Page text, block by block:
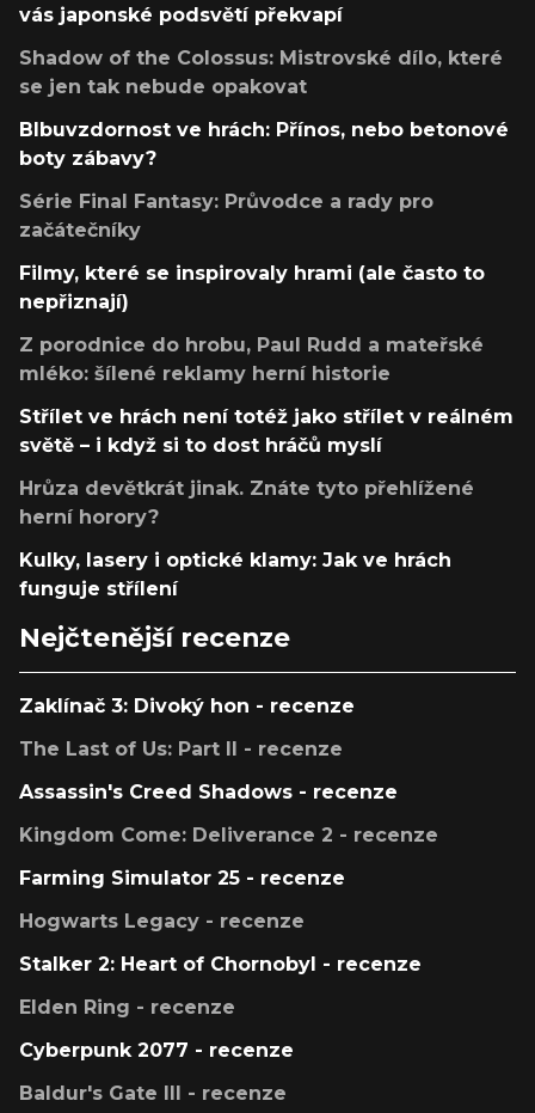
vás japonské podsvětí překvapí
Shadow of the Colossus: Mistrovské dílo, které
se jen tak nebude opakovat
Blbuvzdornost ve hrách: Přínos, nebo betonové
boty zábavy?
Série Final Fantasy: Průvodce a rady pro
začátečníky
Filmy, které se inspirovaly hrami (ale často to
nepřiznají)
Z porodnice do hrobu, Paul Rudd a mateřské
mléko: šílené reklamy herní historie
Střílet ve hrách není totéž jako střílet v reálném
světě – i když si to dost hráčů myslí
Hrůza devětkrát jinak. Znáte tyto přehlížené
herní horory?
Kulky, lasery i optické klamy: Jak ve hrách
funguje střílení
Nejčtenější recenze
Zaklínač 3: Divoký hon - recenze
The Last of Us: Part II - recenze
Assassin's Creed Shadows - recenze
Kingdom Come: Deliverance 2 - recenze
Farming Simulator 25 - recenze
Hogwarts Legacy - recenze
Stalker 2: Heart of Chornobyl - recenze
Elden Ring - recenze
Cyberpunk 2077 - recenze
Baldur's Gate III - recenze